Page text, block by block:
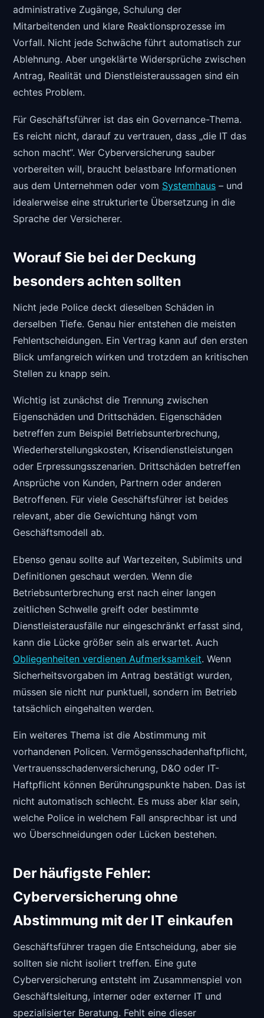
administrative Zugänge, Schulung der
Mitarbeitenden und klare Reaktionsprozesse im
Vorfall. Nicht jede Schwäche führt automatisch zur
Ablehnung. Aber ungeklärte Widersprüche zwischen
Antrag, Realität und Dienstleisteraussagen sind ein
echtes Problem.
Für Geschäftsführer ist das ein Governance-Thema.
Es reicht nicht, darauf zu vertrauen, dass „die IT das
schon macht“. Wer Cyberversicherung sauber
vorbereiten will, braucht belastbare Informationen
aus dem Unternehmen oder vom Systemhaus – und
idealerweise eine strukturierte Übersetzung in die
Sprache der Versicherer.
Worauf Sie bei der Deckung
besonders achten sollten
Nicht jede Police deckt dieselben Schäden in
derselben Tiefe. Genau hier entstehen die meisten
Fehlentscheidungen. Ein Vertrag kann auf den ersten
Blick umfangreich wirken und trotzdem an kritischen
Stellen zu knapp sein.
Wichtig ist zunächst die Trennung zwischen
Eigenschäden und Drittschäden. Eigenschäden
betreffen zum Beispiel Betriebsunterbrechung,
Wiederherstellungskosten, Krisendienstleistungen
oder Erpressungsszenarien. Drittschäden betreffen
Ansprüche von Kunden, Partnern oder anderen
Betroffenen. Für viele Geschäftsführer ist beides
relevant, aber die Gewichtung hängt vom
Geschäftsmodell ab.
Ebenso genau sollte auf Wartezeiten, Sublimits und
Definitionen geschaut werden. Wenn die
Betriebsunterbrechung erst nach einer langen
zeitlichen Schwelle greift oder bestimmte
Dienstleisterausfälle nur eingeschränkt erfasst sind,
kann die Lücke größer sein als erwartet. Auch
Obliegenheiten verdienen Aufmerksamkeit. Wenn
Sicherheitsvorgaben im Antrag bestätigt wurden,
müssen sie nicht nur punktuell, sondern im Betrieb
tatsächlich eingehalten werden.
Ein weiteres Thema ist die Abstimmung mit
vorhandenen Policen. Vermögensschadenhaftpflicht,
Vertrauensschadenversicherung, D&O oder IT-
Haftpflicht können Berührungspunkte haben. Das ist
nicht automatisch schlecht. Es muss aber klar sein,
welche Police in welchem Fall ansprechbar ist und
wo Überschneidungen oder Lücken bestehen.
Der häufigste Fehler:
Cyberversicherung ohne
Abstimmung mit der IT einkaufen
Geschäftsführer tragen die Entscheidung, aber sie
sollten sie nicht isoliert treffen. Eine gute
Cyberversicherung entsteht im Zusammenspiel von
Geschäftsleitung, interner oder externer IT und
spezialisierter Beratung. Fehlt eine dieser